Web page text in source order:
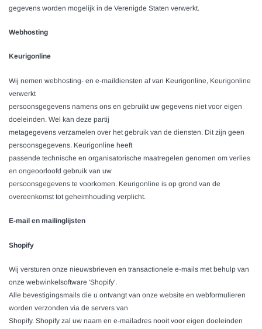
gegevens worden mogelijk in de Verenigde Staten verwerkt.
Webhosting
Keurigonline
Wij nemen webhosting- en e-maildiensten af van Keurigonline, Keurigonline
verwerkt
persoonsgegevens namens ons en gebruikt uw gegevens niet voor eigen
doeleinden. Wel kan deze partij
metagegevens verzamelen over het gebruik van de diensten. Dit zijn geen
persoonsgegevens. Keurigonline heeft
passende technische en organisatorische maatregelen genomen om verlies
en ongeoorloofd gebruik van uw
persoonsgegevens te voorkomen. Keurigonline is op grond van de
overeenkomst tot geheimhouding verplicht.
E-mail en mailinglijsten
Shopify
Wij versturen onze nieuwsbrieven en transactionele e-mails met behulp van
onze webwinkelsoftware 'Shopify'.
Alle bevestigingsmails die u ontvangt van onze website en webformulieren
worden verzonden via de servers van
Shopify. Shopify zal uw naam en e-mailadres nooit voor eigen doeleinden